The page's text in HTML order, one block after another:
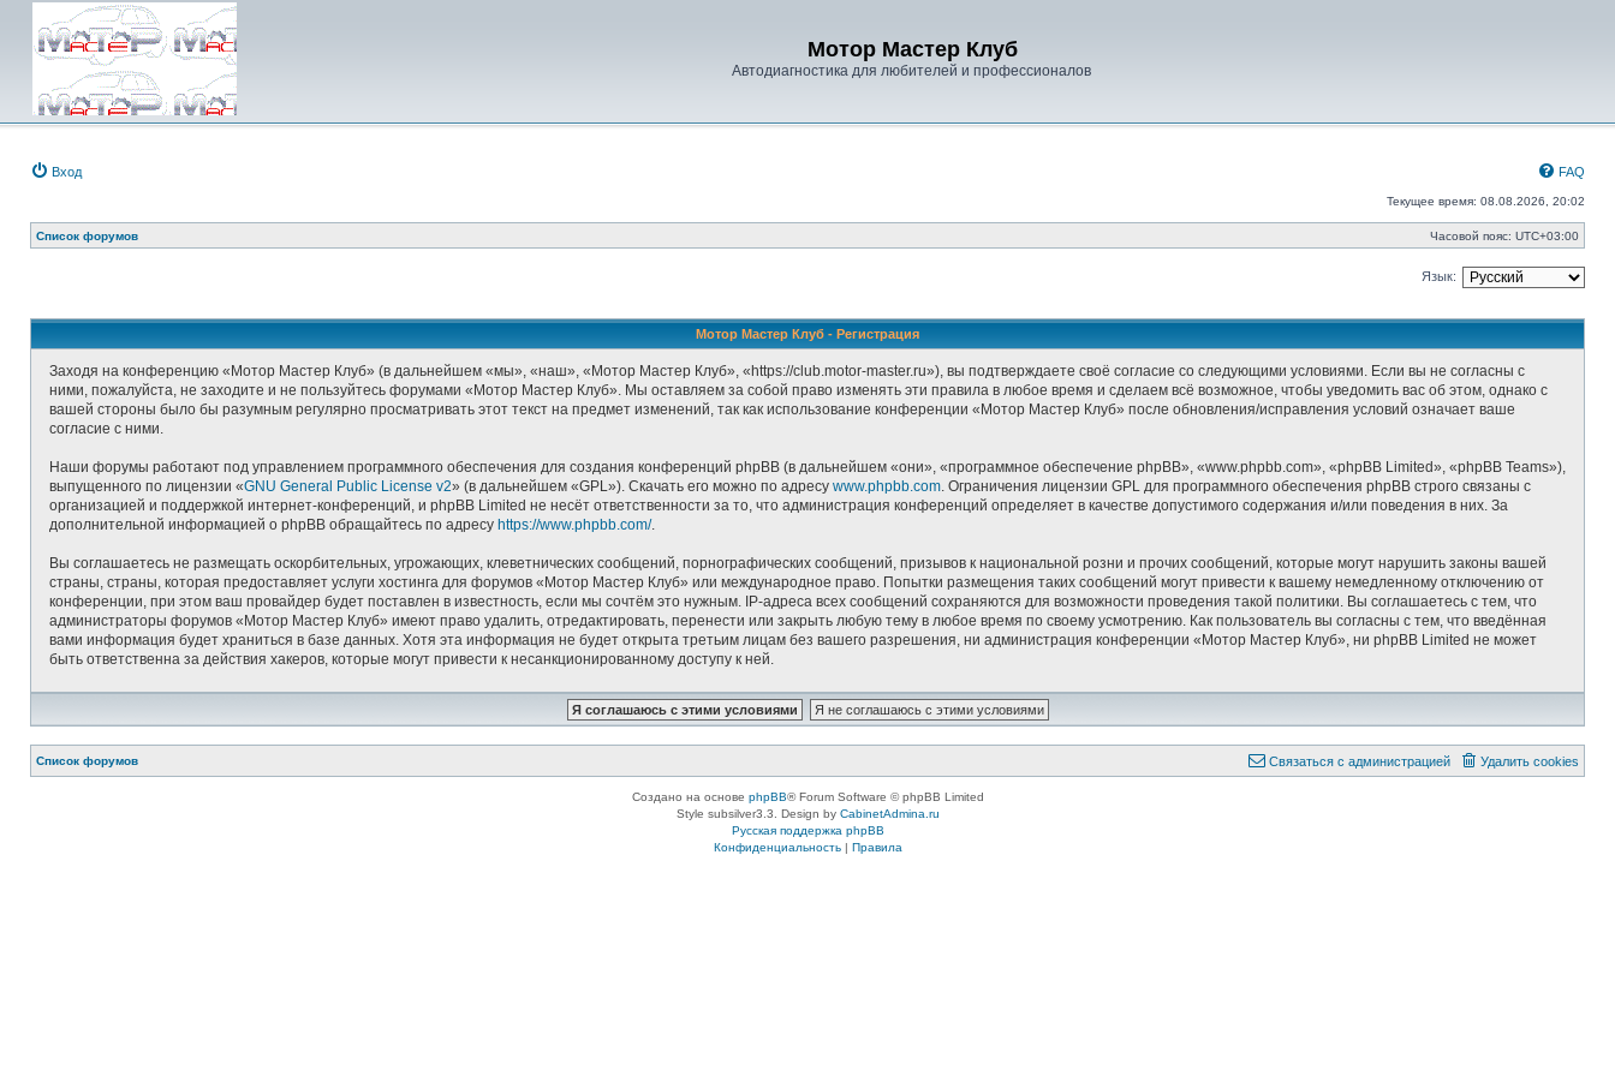
Мотор Мастер Клуб
Автодиагностика для любителей и профессионалов
Вход FAQ
Текущее время: 08.08.2026, 20:02
Список форумов Часовой пояс: UTC+03:00
Язык:
Мотор Мастер Клуб - Регистрация
Заходя на конференцию «Мотор Мастер Клуб» (в дальнейшем «мы», «наш», «Мотор Мастер Клуб», «https://club.motor-master.ru»), вы подтверждаете своё согласие со следующими условиями. Если вы не согласны с
ними, пожалуйста, не заходите и не пользуйтесь форумами «Мотор Мастер Клуб». Мы оставляем за собой право изменять эти правила в любое время и сделаем всё возможное, чтобы уведомить вас об этом, однако с
вашей стороны было бы разумным регулярно просматривать этот текст на предмет изменений, так как использование конференции «Мотор Мастер Клуб» после обновления/исправления условий означает ваше
согласие с ними.
Наши форумы работают под управлением программного обеспечения для создания конференций phpBB (в дальнейшем «они», «программное обеспечение phpBB», «www.phpbb.com», «phpBB Limited», «phpBB Teams»),
выпущенного по лицензии «GNU General Public License v2» (в дальнейшем «GPL»). Скачать его можно по адресу www.phpbb.com. Ограничения лицензии GPL для программного обеспечения phpBB строго связаны с
организацией и поддержкой интернет-конференций, и phpBB Limited не несёт ответственности за то, что администрация конференций определяет в качестве допустимого содержания и/или поведения в них. За
дополнительной информацией о phpBB обращайтесь по адресу https://www.phpbb.com/.
Вы соглашаетесь не размещать оскорбительных, угрожающих, клеветнических сообщений, порнографических сообщений, призывов к национальной розни и прочих сообщений, которые могут нарушить законы вашей
страны, страны, которая предоставляет услуги хостинга для форумов «Мотор Мастер Клуб» или международное право. Попытки размещения таких сообщений могут привести к вашему немедленному отключению от
конференции, при этом ваш провайдер будет поставлен в известность, если мы сочтём это нужным. IP-адреса всех сообщений сохраняются для возможности проведения такой политики. Вы соглашаетесь с тем, что
администраторы форумов «Мотор Мастер Клуб» имеют право удалить, отредактировать, перенести или закрыть любую тему в любое время по своему усмотрению. Как пользователь вы согласны с тем, что введённая
вами информация будет храниться в базе данных. Хотя эта информация не будет открыта третьим лицам без вашего разрешения, ни администрация конференции «Мотор Мастер Клуб», ни phpBB Limited не может
быть ответственна за действия хакеров, которые могут привести к несанкционированному доступу к ней.
Список форумов Удалить cookies
Связаться с администрацией
Создано на основе phpBB® Forum Software © phpBB Limited
Style subsilver3.3. Design by CabinetAdmina.ru
Русская поддержка phpBB
Конфиденциальность| Правила